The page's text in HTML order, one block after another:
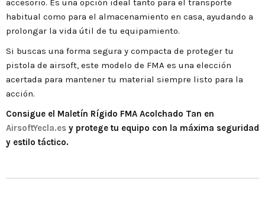
accesorio. Es una opción ideal tanto para el transporte
habitual como para el almacenamiento en casa, ayudando a
prolongar la vida útil de tu equipamiento.
Si buscas una forma segura y compacta de proteger tu
pistola de airsoft, este modelo de FMA es una elección
acertada para mantener tu material siempre listo para la
acción.
Consigue el Maletín Rígido FMA Acolchado Tan en
AirsoftYecla.es y protege tu equipo con la máxima seguridad
y estilo táctico.